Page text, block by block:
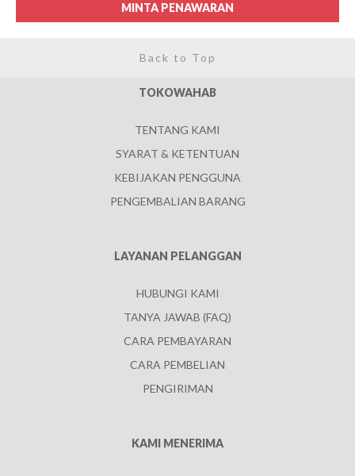
MINTA PENAWARAN
Back to Top
TOKOWAHAB
TENTANG KAMI
SYARAT & KETENTUAN
KEBIJAKAN PENGGUNA
PENGEMBALIAN BARANG
LAYANAN PELANGGAN
HUBUNGI KAMI
TANYA JAWAB (FAQ)
CARA PEMBAYARAN
CARA PEMBELIAN
PENGIRIMAN
KAMI MENERIMA